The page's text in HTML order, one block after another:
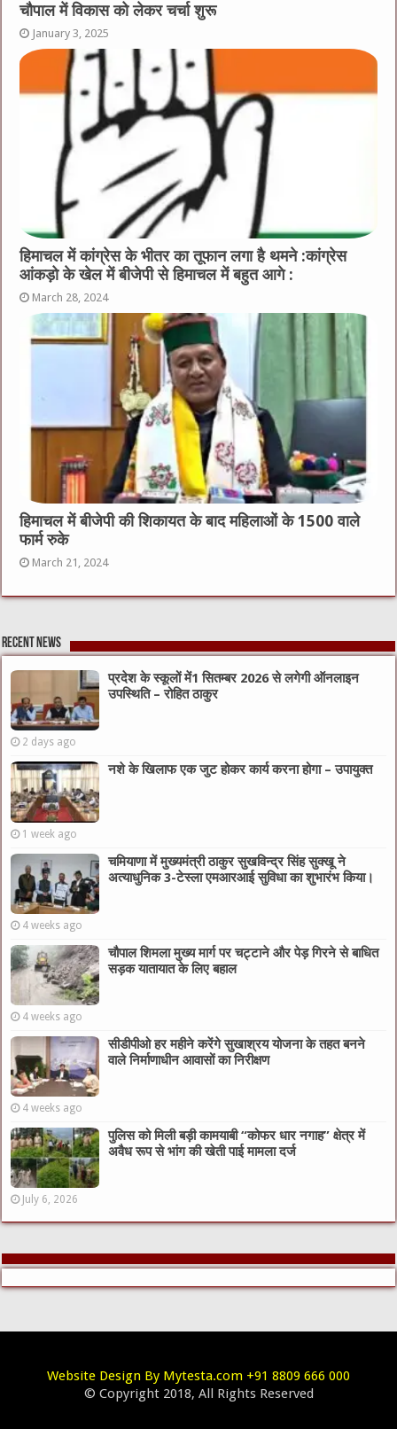
चौपाल में विकास को लेकर चर्चा शुरू
January 3, 2025
हिमाचल में कांग्रेस के भीतर का तूफान लगा है थमने :कांग्रेस
आंकड़ो के खेल में बीजेपी से हिमाचल में बहुत आगे :
March 28, 2024
हिमाचल में बीजेपी की शिकायत के बाद महिलाओं के 1500 वाले
फार्म रुके
March 21, 2024
Recent News
प्रदेश के स्कूलों में1 सितम्बर 2026 से लगेगी ऑनलाइन
उपस्थिति – रोहित ठाकुर
2 days ago
नशे के खिलाफ एक जुट होकर कार्य करना होगा – उपायुक्त
1 week ago
चमियाणा में मुख्यमंत्री ठाकुर सुखविन्द्र सिंह सुक्खू ने
अत्याधुनिक 3-टेस्ला एमआरआई सुविधा का शुभारंभ किया।
4 weeks ago
चौपाल शिमला मुख्य मार्ग पर चट्टाने और पेड़ गिरने से बाधित
सड़क यातायात के लिए बहाल
4 weeks ago
सीडीपीओ हर महीने करेंगे सुखाश्रय योजना के तहत बनने
वाले निर्माणाधीन आवासों का निरीक्षण
4 weeks ago
पुलिस को मिली बड़ी कामयाबी “कोफर धार नगाह” क्षेत्र में
अवैध रूप से भांग की खेती पाई मामला दर्ज
July 6, 2026
Website Design By Mytesta.com +91 8809 666 000
© Copyright 2018, All Rights Reserved